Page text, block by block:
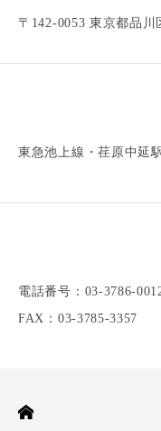
〒142-0053 東京都品川
東急池上線・荏原中延
電話番号：03-3786-
FAX：03-3785-3357